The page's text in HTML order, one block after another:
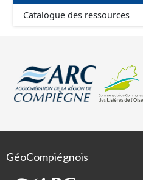
Catalogue des ressources
GéoCompiégnois